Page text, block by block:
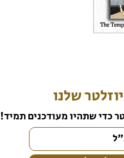
שלנו
כדי שתהיו מעודכנים תמיד!